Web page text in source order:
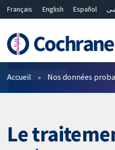
Français English Español
Bahasa Malaysia
ไทย
繁體中文
简体中文
Filtres
Accueil Nos données
Le